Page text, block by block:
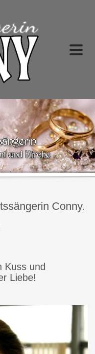
Conny.
Kuss und
Liebe!